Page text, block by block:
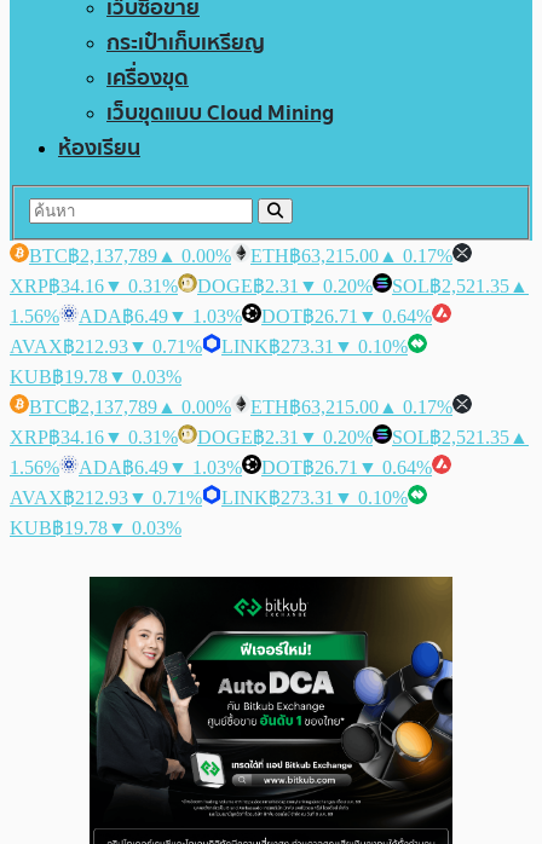
เว็บซื้อขาย
กระเป๋าเก็บเหรียญ
เครื่องขุด
เว็บขุดแบบ Cloud Mining
ห้องเรียน
BTC฿2,137,789 ▲ 0.00% ETH฿63,215.00 ▲ 0.17%
XRP฿34.16▼ 0.31% DOGE฿2.31 ▼ 0.20% SOL฿2,521.35 ▲
1.56%
ADA฿6.49▼ 1.03% DOT฿26.71 ▼ 0.64%
AVAX฿212.93▼ 0.71% LINK฿273.31 ▼ 0.10%
KUB฿19.78▼ 0.03%
BTC฿2,137,789 ▲ 0.00% ETH฿63,215.00 ▲ 0.17%
XRP฿34.16▼ 0.31% DOGE฿2.31 ▼ 0.20% SOL฿2,521.35 ▲
1.56%
ADA฿6.49▼ 1.03% DOT฿26.71 ▼ 0.64%
AVAX฿212.93▼ 0.71% LINK฿273.31 ▼ 0.10%
KUB฿19.78▼ 0.03%